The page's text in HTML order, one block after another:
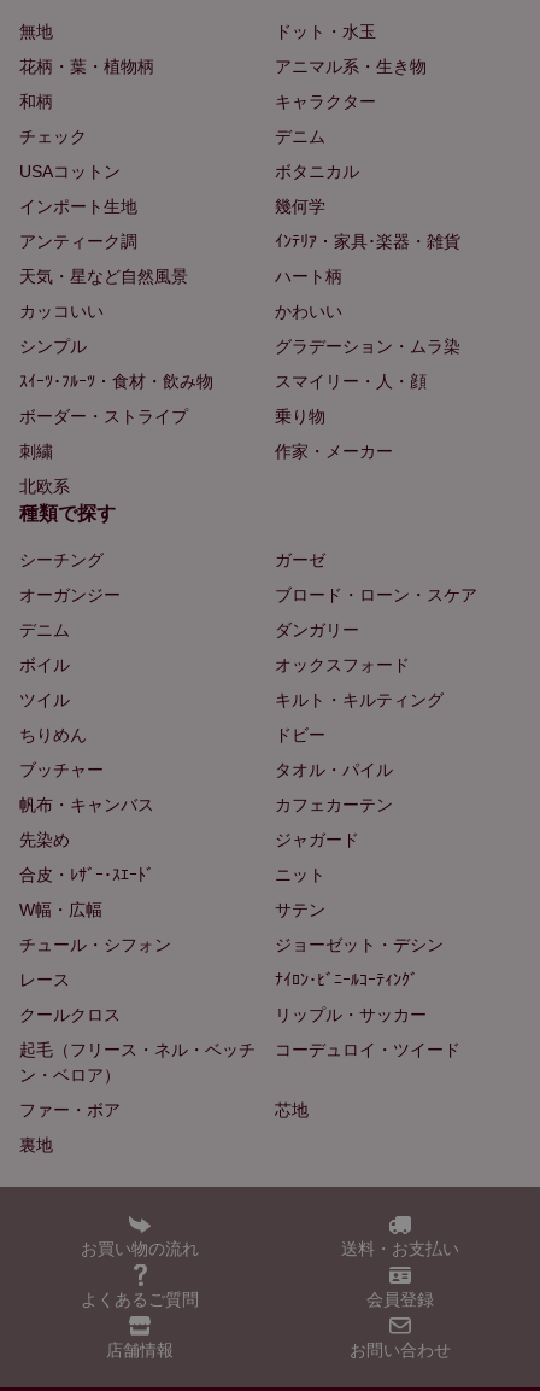
無地
ドット・水玉
花柄・葉・植物柄
アニマル系・生き物
和柄
キャラクター
チェック
デニム
USAコットン
ボタニカル
インポート生地
幾何学
アンティーク調
ｲﾝﾃﾘｱ・家具･楽器・雑貨
天気・星など自然風景
ハート柄
カッコいい
かわいい
シンプル
グラデーション・ムラ染
ｽｲｰﾂ･ﾌﾙｰﾂ・食材・飲み物
スマイリー・人・顔
ボーダー・ストライプ
乗り物
刺繍
作家・メーカー
北欧系
種類で探す
シーチング
ガーゼ
オーガンジー
ブロード・ローン・スケア
デニム
ダンガリー
ボイル
オックスフォード
ツイル
キルト・キルティング
ちりめん
ドビー
ブッチャー
タオル・パイル
帆布・キャンバス
カフェカーテン
先染め
ジャガード
合皮・ﾚｻﾞｰ･ｽｴｰﾄﾞ
ニット
W幅・広幅
サテン
チュール・シフォン
ジョーゼット・デシン
レース
ﾅｲﾛﾝ･ﾋﾞﾆｰﾙｺｰﾃｨﾝｸﾞ
クールクロス
リップル・サッカー
起毛（フリース・ネル・ベッチ
ン・ベロア）
コーデュロイ・ツイード
ファー・ボア
芯地
裏地
お買い物の流れ 送料・お支払い
よくあるご質問 会員登録
店舗情報 お問い合わせ